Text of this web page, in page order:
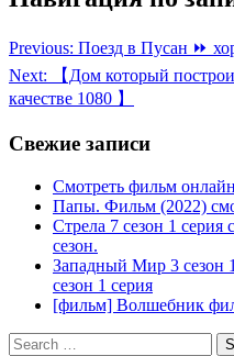
Previous: Поезд в Пусан ⏩
Next:
【Дом который
качестве 1080 】
Свежие записи
Смотреть фильм онлайн
Папы. Фильм (2022)
Стрела 7 сезон 1 серия
сезон.
Западный Мир 3 сезон
сезон 1 серия
[фильм] Волшебник